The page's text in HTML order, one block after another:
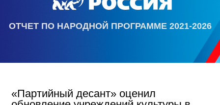
ОТЧЕТ ПО НАРОДНОЙ ПРОГРАММЕ 2021-2026
«Партийный десант» оценил